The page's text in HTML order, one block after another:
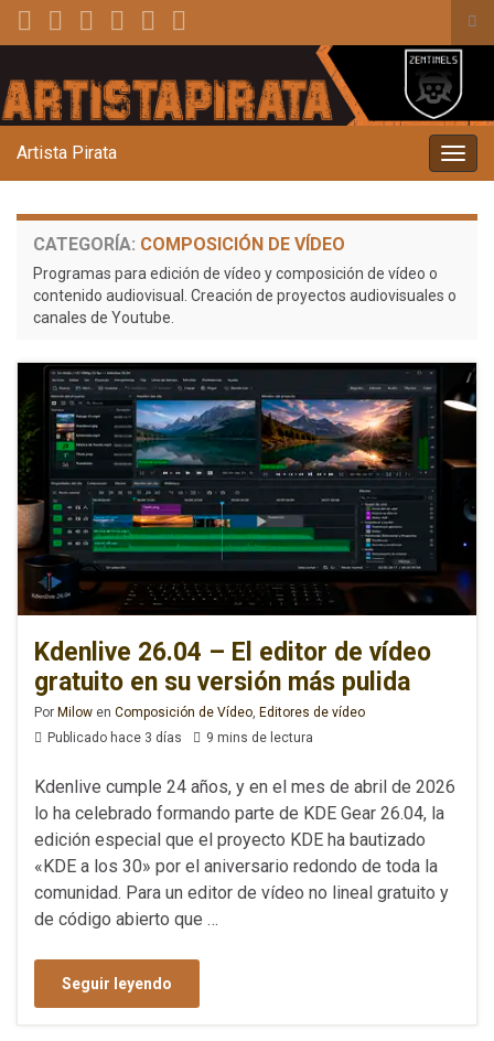
el
la
Artista Pirata
CATEGORÍA: COMPOSICIÓN DE VÍDEO
Programas para edición de vídeo y composición de vídeo o
contenido audiovisual. Creación de proyectos audiovisuales o
canales de Youtube.
Kdenlive 26.04 – El editor de vídeo
gratuito en su versión más pulida
Por Milow en Composición de Vídeo, Editores de vídeo
Publicado hace 3 días
9 mins de lectura
Kdenlive cumple 24 años, y en el mes de abril de 2026
lo ha celebrado formando parte de KDE Gear 26.04, la
edición especial que el proyecto KDE ha bautizado
«KDE a los 30» por el aniversario redondo de toda la
comunidad. Para un editor de vídeo no lineal gratuito y
de código abierto que …
Seguir leyendo